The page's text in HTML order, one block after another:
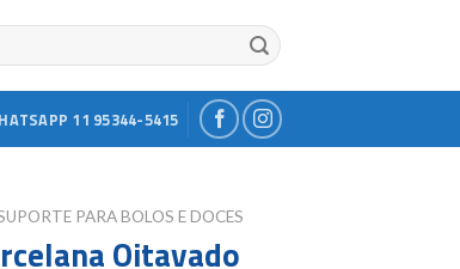
11 95344-5415
PARA BOLOS E DOCES
Oitavado